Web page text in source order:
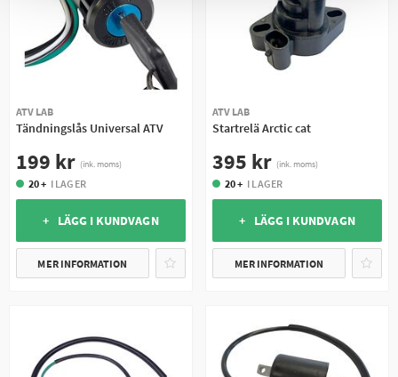
ATV LAB
Tändningslås Universal ATV
199 kr (ink. moms)
20 + I LAGER
+ LÄGG I KUNDVAGN
MER INFORMATION
ATV LAB
Startrelä Arctic cat
395 kr (ink. moms)
20 + I LAGER
+ LÄGG I KUNDVAGN
MER INFORMATION